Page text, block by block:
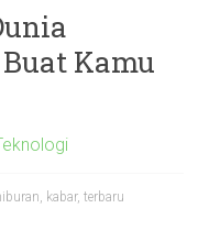
Kamu
, kabar,terbaru